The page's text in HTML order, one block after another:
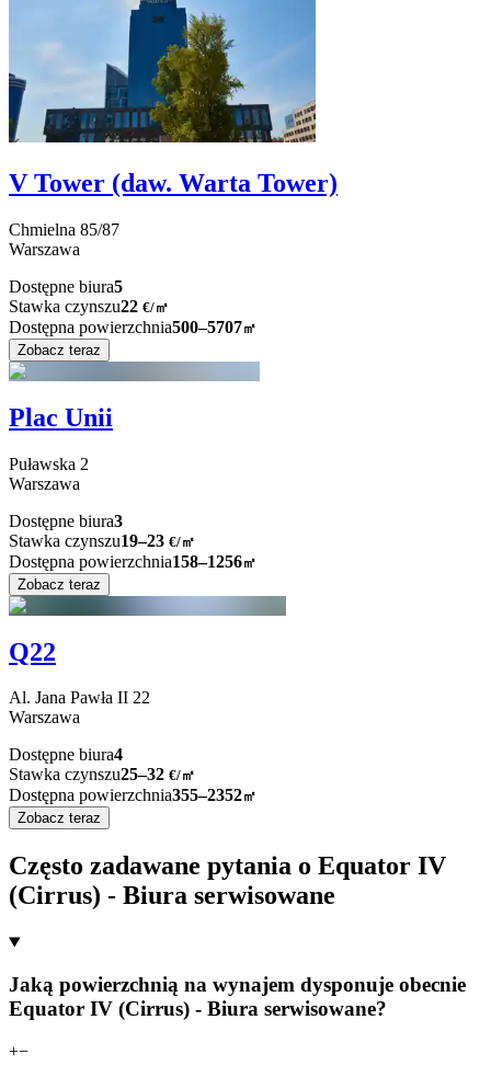
V Tower (daw. Warta Tower)
Chmielna 85/87
Warszawa
Dostępne biura5
Stawka czynszu22 €/㎡
Dostępna powierzchnia500–5707㎡
Zobacz teraz
Plac Unii
Puławska 2
Warszawa
Dostępne biura3
Stawka czynszu19–23 €/㎡
Dostępna powierzchnia158–1256㎡
Zobacz teraz
Q22
Al. Jana Pawła II 22
Warszawa
Dostępne biura4
Stawka czynszu25–32 €/㎡
Dostępna powierzchnia355–2352㎡
Zobacz teraz
Często zadawane pytania o Equator IV
(Cirrus) - Biura serwisowane
Jaką powierzchnią na wynajem dysponuje obecnie
Equator IV (Cirrus) - Biura serwisowane?
+−